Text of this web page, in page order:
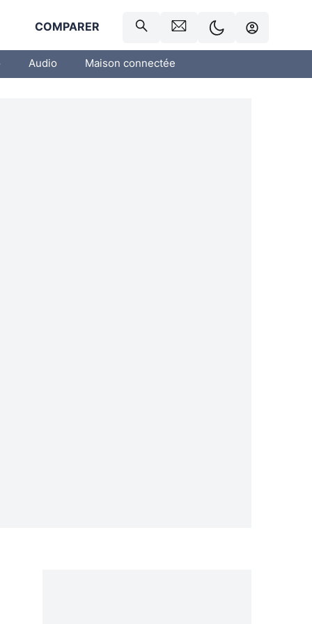
COMPARER
Audio Maison connectée